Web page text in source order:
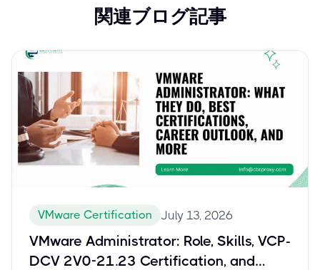
関連ブログ記事
VMware Certification July 13, 2026
VMware Administrator: Role, Skills, VCP-
DCV 2V0-21.23 Certification, and